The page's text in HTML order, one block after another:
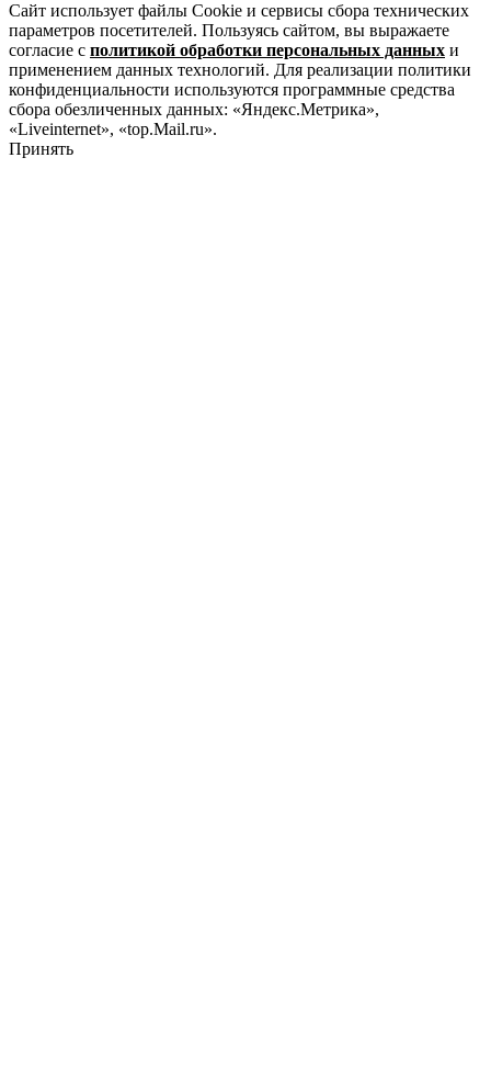
Сайт использует файлы Cookie и сервисы сбора технических
параметров посетителей. Пользуясь сайтом, вы выражаете
согласие с политикой обработки персональных данных и
применением данных технологий. Для реализации политики
конфиденциальности используются программные средства
сбора обезличенных данных: «Яндекс.Метрика»,
«Liveinternet», «top.Mail.ru».
Принять